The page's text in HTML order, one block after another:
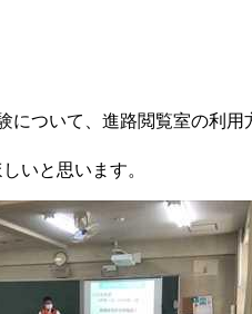
ついて、進路閲覧室の利用
いと思います。